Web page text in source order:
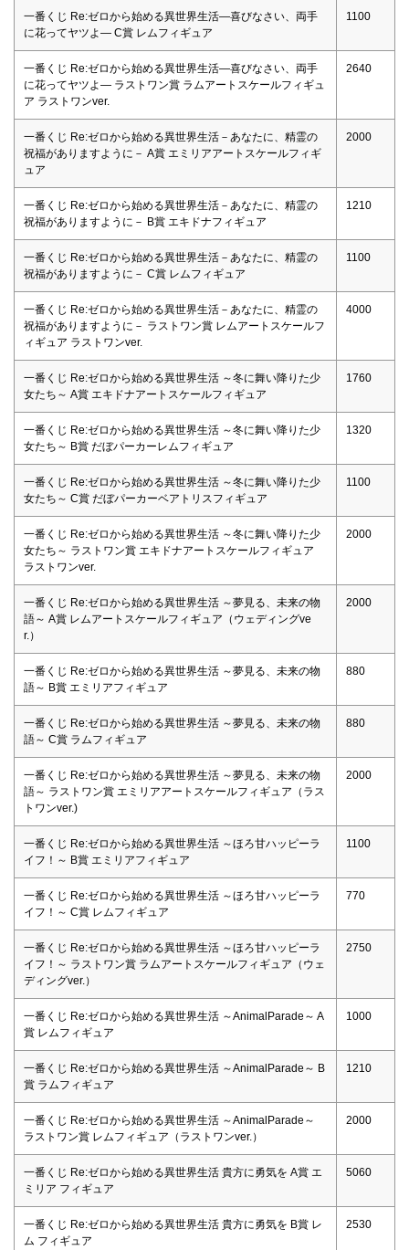
一番くじ Re:ゼロから始める異世界生活―喜びなさい、両手
に花ってヤツよ― C賞 レムフィギュア
1100
一番くじ Re:ゼロから始める異世界生活―喜びなさい、両手
に花ってヤツよ― ラストワン賞 ラムアートスケールフィギュ
ア ラストワンver.
2640
一番くじ Re:ゼロから始める異世界生活－あなたに、精霊の
祝福がありますように－ A賞 エミリアアートスケールフィギ
ュア
2000
一番くじ Re:ゼロから始める異世界生活－あなたに、精霊の
祝福がありますように－ B賞 エキドナフィギュア
1210
一番くじ Re:ゼロから始める異世界生活－あなたに、精霊の
祝福がありますように－ C賞 レムフィギュア
1100
一番くじ Re:ゼロから始める異世界生活－あなたに、精霊の
祝福がありますように－ ラストワン賞 レムアートスケールフ
ィギュア ラストワンver.
4000
一番くじ Re:ゼロから始める異世界生活 ～冬に舞い降りた少
女たち～ A賞 エキドナアートスケールフィギュア
1760
一番くじ Re:ゼロから始める異世界生活 ～冬に舞い降りた少
女たち～ B賞 だぼパーカーレムフィギュア
1320
一番くじ Re:ゼロから始める異世界生活 ～冬に舞い降りた少
女たち～ C賞 だぼパーカーベアトリスフィギュア
1100
一番くじ Re:ゼロから始める異世界生活 ～冬に舞い降りた少
女たち～ ラストワン賞 エキドナアートスケールフィギュア
ラストワンver.
2000
一番くじ Re:ゼロから始める異世界生活 ～夢見る、未来の物
語～ A賞 レムアートスケールフィギュア（ウェディングve
r.）
2000
一番くじ Re:ゼロから始める異世界生活 ～夢見る、未来の物
語～ B賞 エミリアフィギュア
880
一番くじ Re:ゼロから始める異世界生活 ～夢見る、未来の物
語～ C賞 ラムフィギュア
880
一番くじ Re:ゼロから始める異世界生活 ～夢見る、未来の物
語～ ラストワン賞 エミリアアートスケールフィギュア（ラス
トワンver.)
2000
一番くじ Re:ゼロから始める異世界生活 ～ほろ甘ハッピーラ
イフ！～ B賞 エミリアフィギュア
1100
一番くじ Re:ゼロから始める異世界生活 ～ほろ甘ハッピーラ
イフ！～ C賞 レムフィギュア
770
一番くじ Re:ゼロから始める異世界生活 ～ほろ甘ハッピーラ
イフ！～ ラストワン賞 ラムアートスケールフィギュア（ウェ
ディングver.）
2750
一番くじ Re:ゼロから始める異世界生活 ～AnimalParade～ A
賞 レムフィギュア
1000
一番くじ Re:ゼロから始める異世界生活 ～AnimalParade～ B
賞 ラムフィギュア
1210
一番くじ Re:ゼロから始める異世界生活 ～AnimalParade～
ラストワン賞 レムフィギュア（ラストワンver.）
2000
一番くじ Re:ゼロから始める異世界生活 貴方に勇気を A賞 エ
ミリア フィギュア
5060
一番くじ Re:ゼロから始める異世界生活 貴方に勇気を B賞 レ
ム フィギュア
2530